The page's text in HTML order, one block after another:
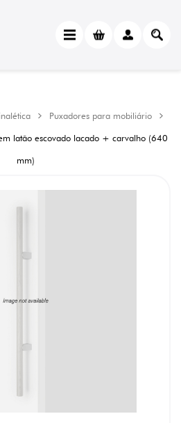
Puxadores para mobiliário
latão escovado lacado + carvalho (640
mm)